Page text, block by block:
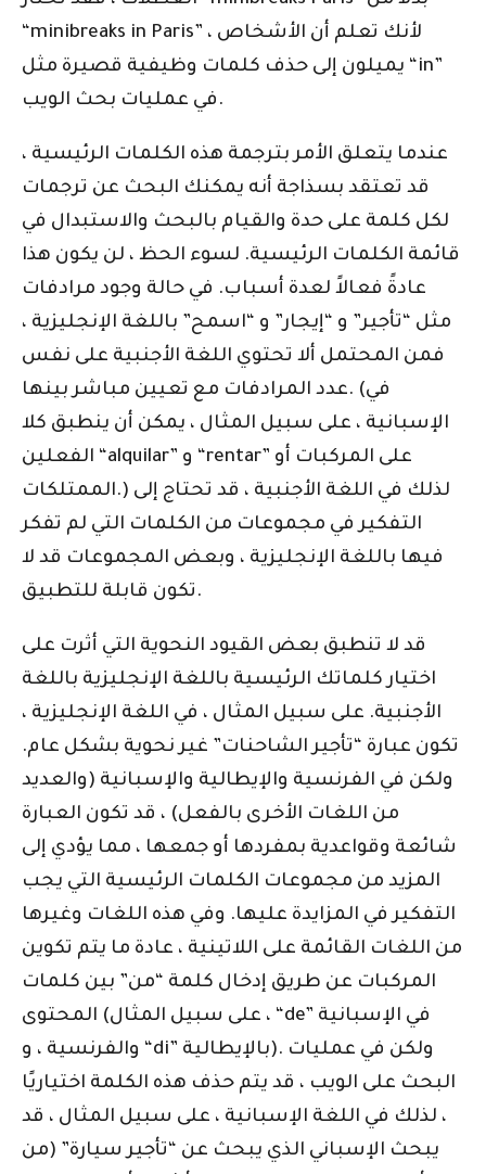
“minibreaks in Paris” ، لأنك تعلم أن الأشخاص
يميلون إلى حذف كلمات وظيفية قصيرة مثل “in”
في عمليات بحث الويب.
عندما يتعلق الأمر بترجمة هذه الكلمات الرئيسية ،
قد تعتقد بسذاجة أنه يمكنك البحث عن ترجمات
لكل كلمة على حدة والقيام بالبحث والاستبدال في
قائمة الكلمات الرئيسية. لسوء الحظ ، لن يكون هذا
عادةً فعالاً لعدة أسباب. في حالة وجود مرادفات
مثل “تأجير” و “إيجار” و “اسمح” باللغة الإنجليزية ،
فمن المحتمل ألا تحتوي اللغة الأجنبية على نفس
عدد المرادفات مع تعيين مباشر بينها. (في
الإسبانية ، على سبيل المثال ، يمكن أن ينطبق كلا
الفعلين “alquilar” و “rentar” على المركبات أو
الممتلكات.) لذلك في اللغة الأجنبية ، قد تحتاج إلى
التفكير في مجموعات من الكلمات التي لم تفكر
فيها باللغة الإنجليزية ، وبعض المجموعات قد لا
تكون قابلة للتطبيق.
قد لا تنطبق بعض القيود النحوية التي أثرت على
اختيار كلماتك الرئيسية باللغة الإنجليزية باللغة
الأجنبية. على سبيل المثال ، في اللغة الإنجليزية ،
تكون عبارة “تأجير الشاحنات” غير نحوية بشكل عام.
ولكن في الفرنسية والإيطالية والإسبانية (والعديد
من اللغات الأخرى بالفعل) ، قد تكون العبارة
شائعة وقواعدية بمفردها أو جمعها ، مما يؤدي إلى
المزيد من مجموعات الكلمات الرئيسية التي يجب
التفكير في المزايدة عليها. وفي هذه اللغات وغيرها
من اللغات القائمة على اللاتينية ، عادة ما يتم تكوين
المركبات عن طريق إدخال كلمة “من” بين كلمات
المحتوى (على سبيل المثال ، “de” في الإسبانية
والفرنسية ، و “di” بالإيطالية). ولكن في عمليات
البحث على الويب ، قد يتم حذف هذه الكلمة اختياريًا
، لذلك في اللغة الإسبانية ، على سبيل المثال ، قد
يبحث الإسباني الذي يبحث عن “تأجير سيارة” (من